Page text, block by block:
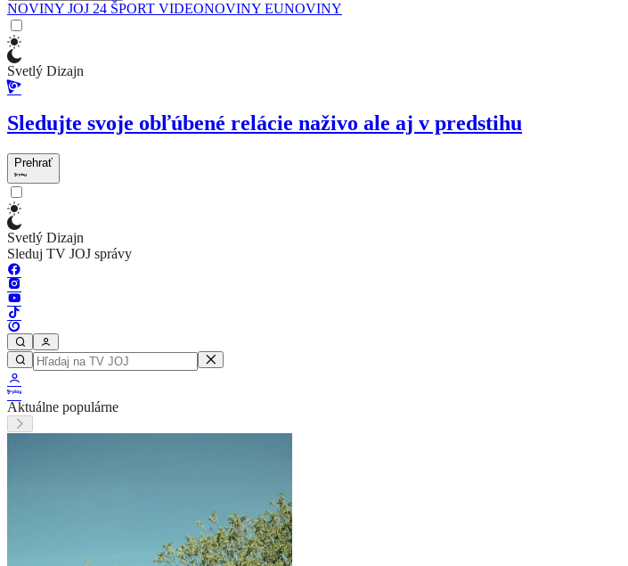
NOVINY JOJ 24 ŠPORT VIDEONOVINY EUNOVINY
Svetlý Dizajn
Sledujte svoje obľúbené relácie naživo ale aj v predstihu
Prehrať
Svetlý Dizajn
Sleduj TV JOJ správy
Aktuálne populárne